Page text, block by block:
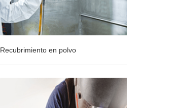
Recubrimiento en polvo
Recubrimiento en polvo